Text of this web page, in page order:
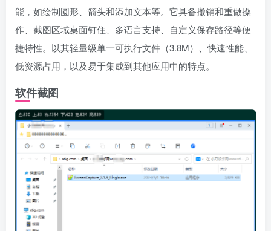
能，如绘制圆形、箭头和添加文本等。它具备撤销和重做操
作、截图区域桌面钉住、多语言支持、自定义保存路径等便
捷特性。以其轻量级单一可执行文件（3.8M）、快速性能、
低资源占用，以及易于集成到其他应用中的特点。
软件截图